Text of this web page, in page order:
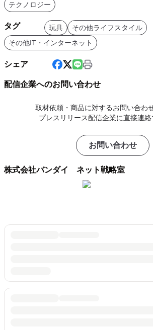
テクノロジー
タグ 玩具
その他ライフスタイル
その他IT・インターネット
シェア
配信企業へのお問い合わせ
取材依頼・商品に対するお問い合わ
プレスリリース配信企業に直接連絡
お問い合わせ
株式会社バンダイ ネット戦略室